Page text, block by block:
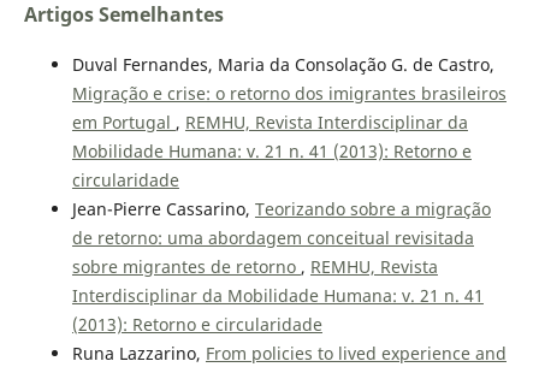
Artigos Semelhantes
Duval Fernandes, Maria da Consolação G. de Castro,
Migração e crise: o retorno dos imigrantes brasileiros
em Portugal , REMHU, Revista Interdisciplinar da
Mobilidade Humana: v. 21 n. 41 (2013): Retorno e
circularidade
Jean-Pierre Cassarino, Teorizando sobre a migração
de retorno: uma abordagem conceitual revisitada
sobre migrantes de retorno , REMHU, Revista
Interdisciplinar da Mobilidade Humana: v. 21 n. 41
(2013): Retorno e circularidade
Runa Lazzarino, From policies to lived experience and